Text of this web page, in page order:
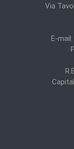
Via
E-mail: